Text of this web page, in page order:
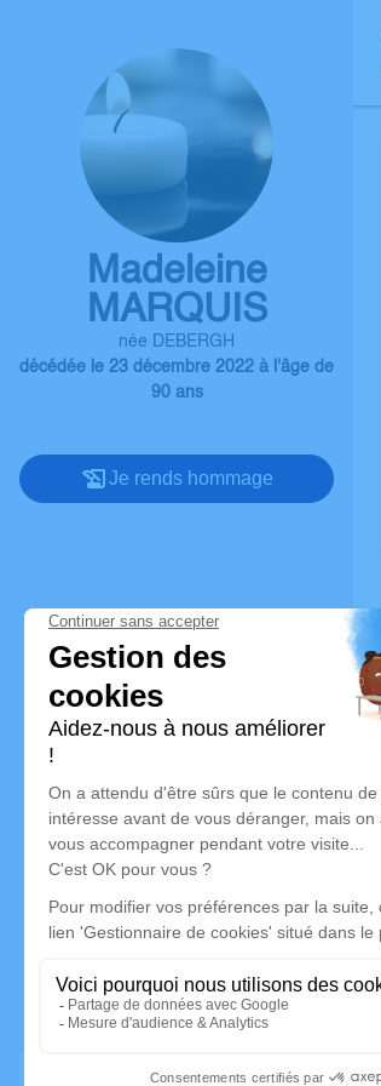
Madeleine
MARQUIS
née DEBERGH
décédée le 23 décembre 2022 à l'âge de
90 ans
Je rends hommage